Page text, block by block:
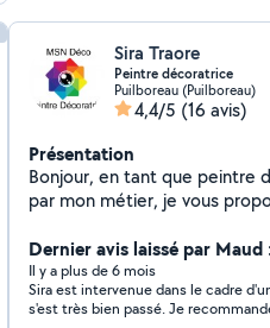
Sira Traore
Peintre décoratrice
Puilboreau (Puilboreau)
4,4/5 (16 avis)
Présentation
Bonjour, en tant que peintre
par mon métier, je vous
également disponible pour
de décoration et vous fournir
concerne les travaux
nettoyage de façades et
Dernier avis laissé par
Il y a plus de 6 mois
Sira est intervenue dans le cadre
s'est très bien passé. Je